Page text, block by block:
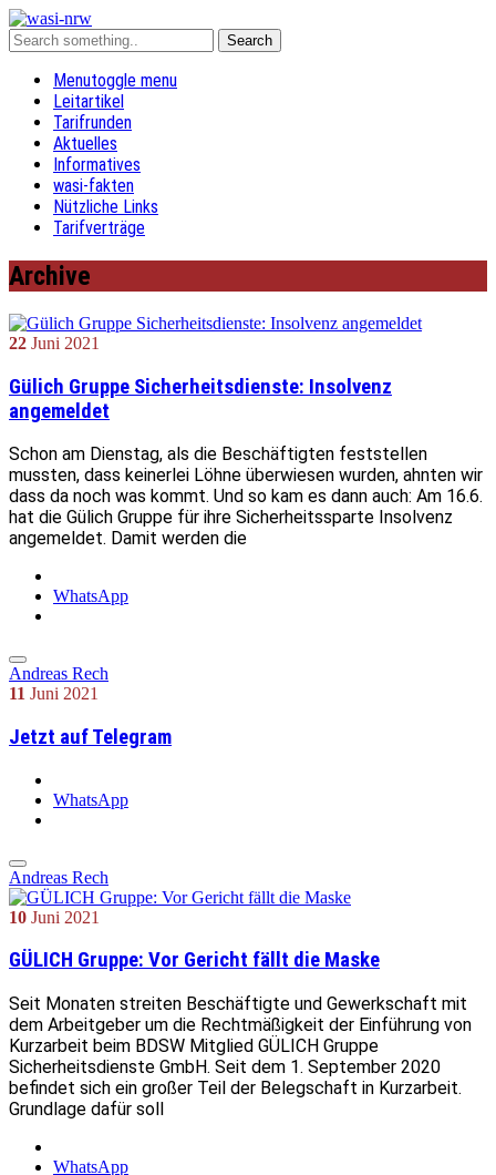
Menutoggle menu
Leitartikel
Tarifrunden
Aktuelles
Informatives
wasi-fakten
Nützliche Links
Tarifverträge
Archive
22 Juni 2021
Gülich Gruppe Sicherheitsdienste: Insolvenz
angemeldet
Schon am Dienstag, als die Beschäftigten feststellen
mussten, dass keinerlei Löhne überwiesen wurden, ahnten wir
dass da noch was kommt. Und so kam es dann auch: Am 16.6.
hat die Gülich Gruppe für ihre Sicherheitssparte Insolvenz
angemeldet. Damit werden die
WhatsApp
Andreas Rech
11 Juni 2021
Jetzt auf Telegram
WhatsApp
Andreas Rech
10 Juni 2021
GÜLICH Gruppe: Vor Gericht fällt die Maske
Seit Monaten streiten Beschäftigte und Gewerkschaft mit
dem Arbeitgeber um die Rechtmäßigkeit der Einführung von
Kurzarbeit beim BDSW Mitglied GÜLICH Gruppe
Sicherheitsdienste GmbH. Seit dem 1. September 2020
befindet sich ein großer Teil der Belegschaft in Kurzarbeit.
Grundlage dafür soll
WhatsApp